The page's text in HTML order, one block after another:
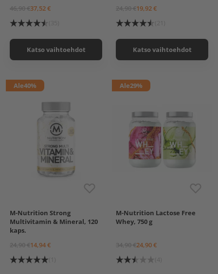
46,90 €37,52 €
(35)
Katso vaihtoehdot
24,90 €19,92 €
(21)
Katso vaihtoehdot
Ale40%
M-Nutrition Strong
Multivitamin & Mineral, 120
kaps.
24,90 €14,94 €
Chocolate Strawberry
Vanilla Pear
Ale29%
M-Nutrition Lactose Free
Whey, 750 g
34,90 €24,90 €
(4)